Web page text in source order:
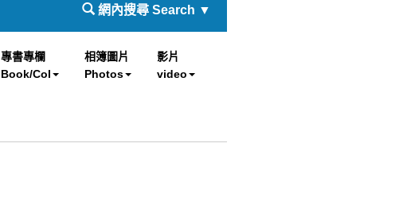
網內搜尋 Search ▼
專書專欄
Book/Col
相簿圖片
Photos
影片
video